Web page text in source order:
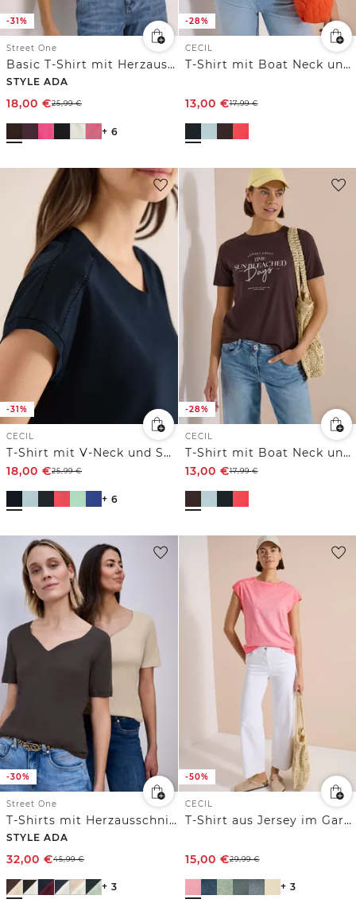
-31%
Street One
Basic T-Shirt mit Herzausschnitt
STYLE ADA
18,00 €25,99€
+ 6
-28%
CECIL
T-Shirt mit Boat Neck und Wording Artwork
13,00 €17,99€
-31%
CECIL
T-Shirt mit V-Neck und Spitzendetail
18,00 €25,99€
+ 6
-28%
CECIL
T-Shirt mit Boat Neck und Wording Artwork
13,00 €17,99€
-30%
Street One
T-Shirts mit Herzausschnitt im 2er-Pack
STYLE ADA
32,00 €45,99€
+ 3
-50%
CECIL
T-Shirt aus Jersey im Garment Dye Look
15,00 €29,99€
+ 3